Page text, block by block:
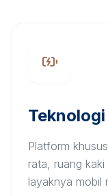
Platform
rata, ruang
layaknya mobil